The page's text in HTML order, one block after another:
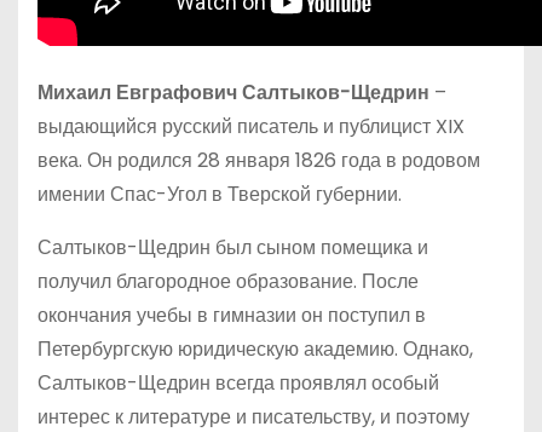
Михаил Евграфович Салтыков-Щедрин –
выдающийся русский писатель и публицист XIX
века. Он родился 28 января 1826 года в родовом
имении Спас-Угол в Тверской губернии.
Салтыков-Щедрин был сыном помещика и
получил благородное образование. После
окончания учебы в гимназии он поступил в
Петербургскую юридическую академию. Однако,
Салтыков-Щедрин всегда проявлял особый
интерес к литературе и писательству, и поэтому